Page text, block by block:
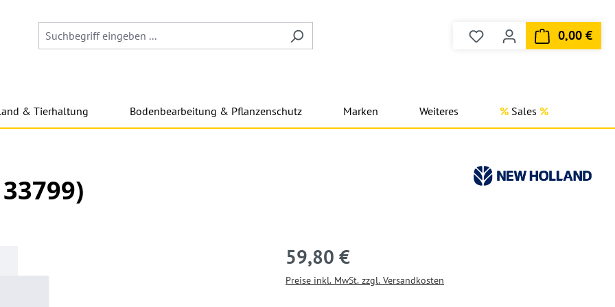
Du hast 0 Produkte auf
0,00 €
& Tierhaltung Bodenbearbeitung & Pflanzenschutz Marken Weiteres Sales
59,80 €
Preise inkl. MwSt. zzgl. Versandkosten